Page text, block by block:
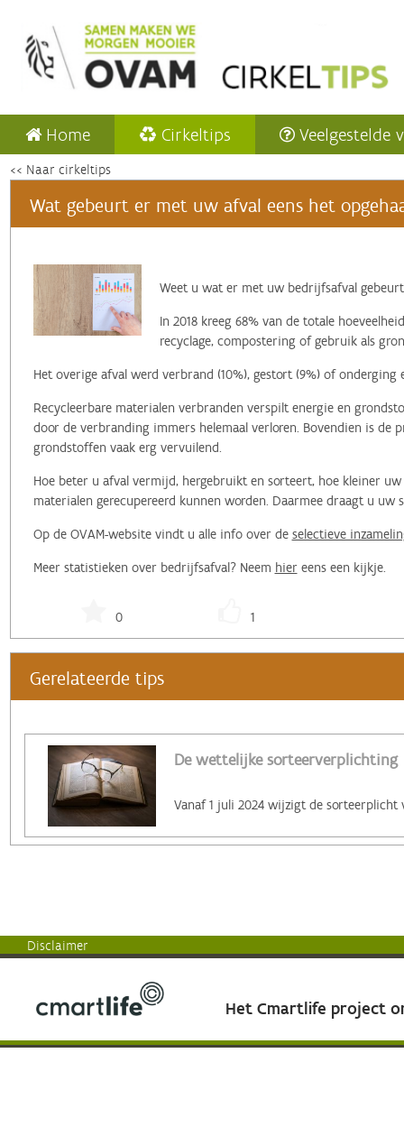
Home Cirkeltips Veelgestelde
<< Naar cirkeltips
Wat gebeurt er met uw afval eens het
‌Weet u wat er met uw bedrijfsafval
In 2018 kreeg 68% van de totale
recyclage, compostering of gebruik als
Het overige afval werd verbrand (10%), gestort (9%) of onderging
Recycleerbare materialen verbranden verspilt energie en
door de verbranding immers helemaal verloren. Bovendien is de
grondstoffen vaak erg vervuilend.
Hoe beter u afval vermijd, hergebruikt en sorteert, hoe kleiner
materialen gerecupereerd kunnen worden. Daarmee draagt u uw
Op de OVAM-website vindt u alle info over de selectieve
Meer statistieken over bedrijfsafval? Neem hiereens een kijkje.
0 1
Gerelateerde tips
De wettelijke sorteerverplichting
Disclaimer
Het Cmartlife project